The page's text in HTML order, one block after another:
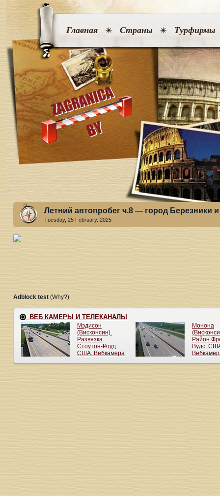
Главная Страны Турфирмы
Летний автопробег ч.8 — город Березники
Tuesday, 25 February. 2025
Adblock test (Why?)